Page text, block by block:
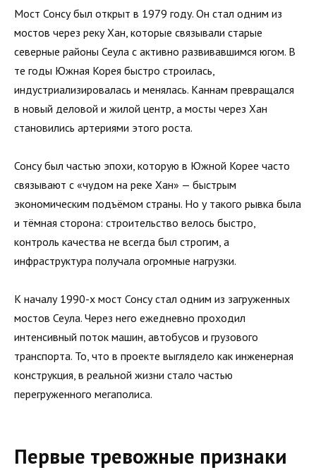
Мост Сонсу был открыт в 1979 году. Он стал одним из
мостов через реку Хан, которые связывали старые
северные районы Сеула с активно развивавшимся югом. В
те годы Южная Корея быстро строилась,
индустриализировалась и менялась. Каннам превращался
в новый деловой и жилой центр, а мосты через Хан
становились артериями этого роста.
Сонсу был частью эпохи, которую в Южной Корее часто
связывают с «чудом на реке Хан» — быстрым
экономическим подъёмом страны. Но у такого рывка была
и тёмная сторона: строительство велось быстро,
контроль качества не всегда был строгим, а
инфраструктура получала огромные нагрузки.
К началу 1990-х мост Сонсу стал одним из загруженных
мостов Сеула. Через него ежедневно проходил
интенсивный поток машин, автобусов и грузового
транспорта. То, что в проекте выглядело как инженерная
конструкция, в реальной жизни стало частью
перегруженного мегаполиса.
Первые тревожные признаки